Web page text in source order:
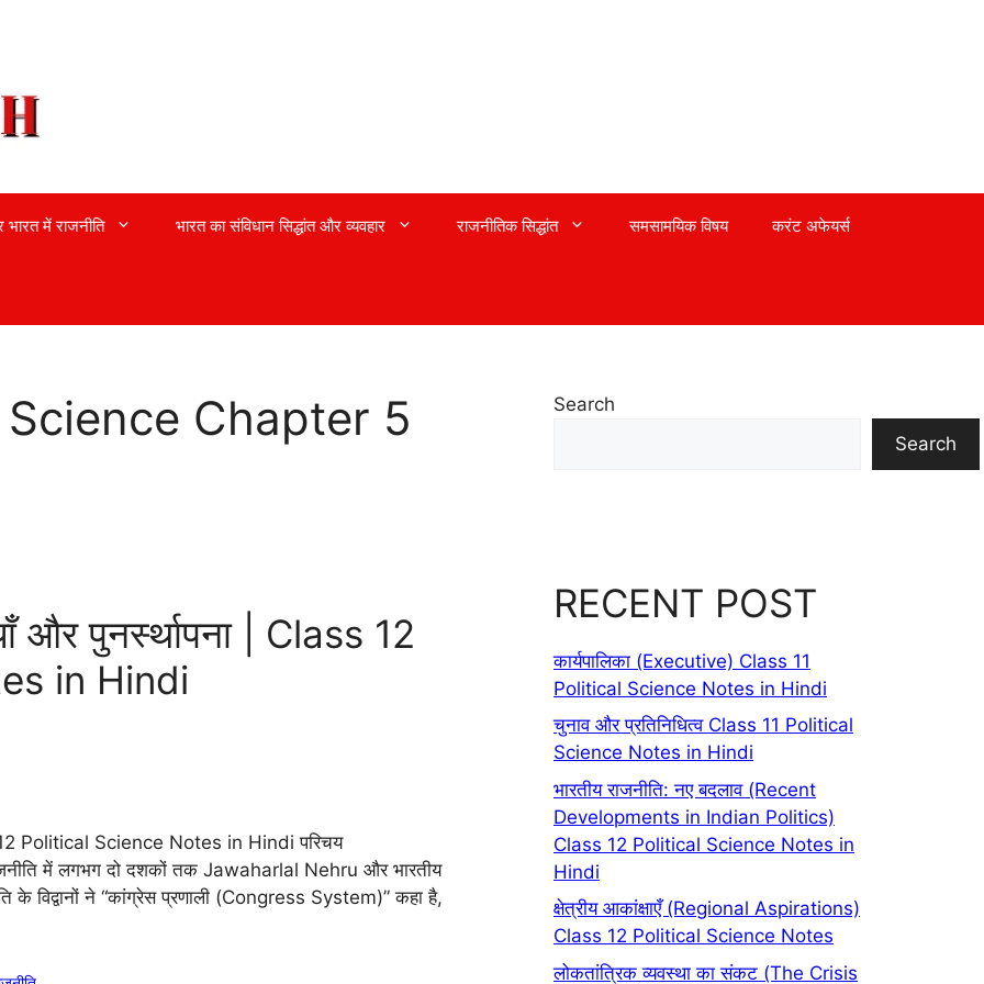
भारत में राजनीति भारत का संविधान सिद्धांत और व्यवहार राजनीतिक सिद्धांत समसामयिक विषय करंट अफेयर्स
Chapter 5
और पुनर्स्थापना | Class 12
in Hindi
12 Political Science Notes in Hindi परिचय
में लगभग दो दशकों तक Jawaharlal Nehru और भारतीय
के विद्वानों ने “कांग्रेस प्रणाली (Congress System)” कहा है,
Search
Search
RECENT POST
कार्यपालिका (Executive) Class 11
Political Science Notes in Hindi
चुनाव और प्रतिनिधित्व Class 11 Political
Science Notes in Hindi
भारतीय राजनीति: नए बदलाव (Recent
Developments in Indian Politics)
Class 12 Political Science Notes in
Hindi
क्षेत्रीय आकांक्षाएँ (Regional Aspirations)
Class 12 Political Science Notes
लोकतांत्रिक व्यवस्था का संकट (The Crisis